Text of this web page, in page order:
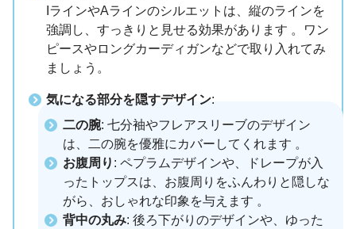
IラインやAラインのシルエットは、縦のラインを
強調し、すっきりと見せる効果があります 。ワン
ピースやロングカーディガンなどで取り入れてみ
ましょう。
気になる部分を隠すデザイン:
二の腕: 七分袖やフレアスリーブのデザイン
は、二の腕を優雅にカバーしてくれます 。
お腹周り : ペプラムデザインや、ドレープが入
ったトップスは、お腹周りをふんわりと隠しな
がら、おしゃれな印象を与えます 。
背中の丸み: 後ろ下がりのデザインや、ゆった